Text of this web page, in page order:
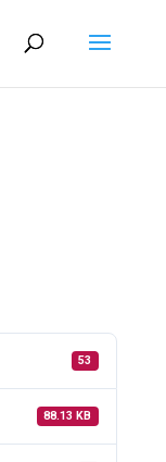
53
88.13 KB